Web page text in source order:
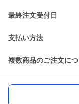
最終注文受付日
支払い方法
複数商品のご注文に